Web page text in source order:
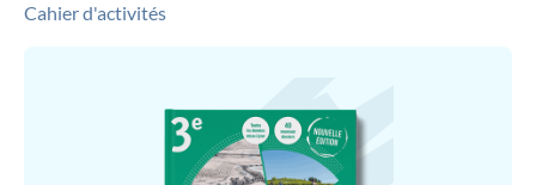
Cahier d'activités